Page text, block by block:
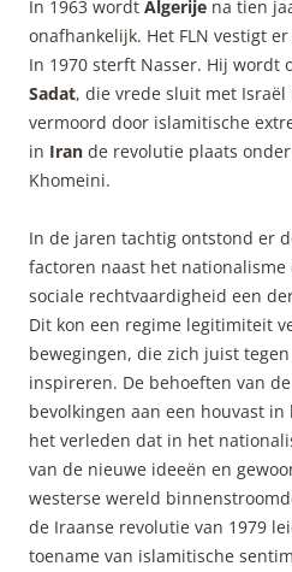
In 1963 wordt Algerije na tien
onafhankelijk. Het FLN vestigt
In 1970 sterft Nasser. Hij wordt
Sadat, die vrede sluit met
vermoord door islamitische
in Iran de revolutie plaats
Khomeini.
In de jaren tachtig ontstond er
factoren naast het
sociale rechtvaardigheid een
Dit kon een regime legitimiteit
bewegingen, die zich juist
inspireren. De behoeften van
bevolkingen aan een houvast
het verleden dat in het
van de nieuwe ideeën en
westerse wereld
de Iraanse revolutie van 1979
toename van islamitische